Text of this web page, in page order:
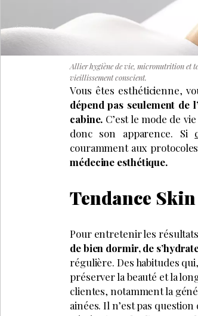
Allier hygiène de vie, micronutrition et
vieillissement conscient.
Vous êtes esthéticienne,
dépend pas seulement de
cabine. C’est le mode de
donc son apparence. Si
couramment aux
médecine esthétique.
Tendance
Pour entretenir les
de bien dormir, de
régulière. Des habitudes
préserver la beauté et la
clientes, notamment la
ainées. Il n’est pas question